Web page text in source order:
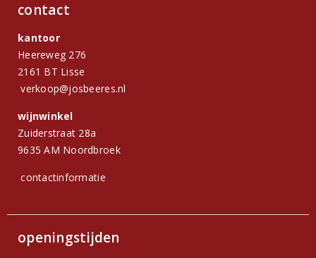
contact
kantoor
Heereweg 276
2161 BT Lisse
verkoop@josbeeres.nl
wijnwinkel
Zuiderstraat 28a
9635 AM Noordbroek
contactinformatie
openingstijden